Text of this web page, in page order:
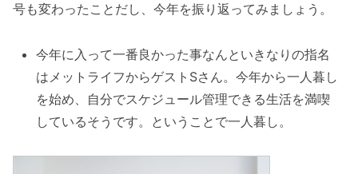
号も変わったことだし、今年を振り返ってみましょう。
今年に入って一番良かった事なんといきなりの指名
はメットライフからゲストSさん。今年から一人暮し
を始め、自分でスケジュール管理できる生活を満喫
しているそうです。ということで一人暮し。